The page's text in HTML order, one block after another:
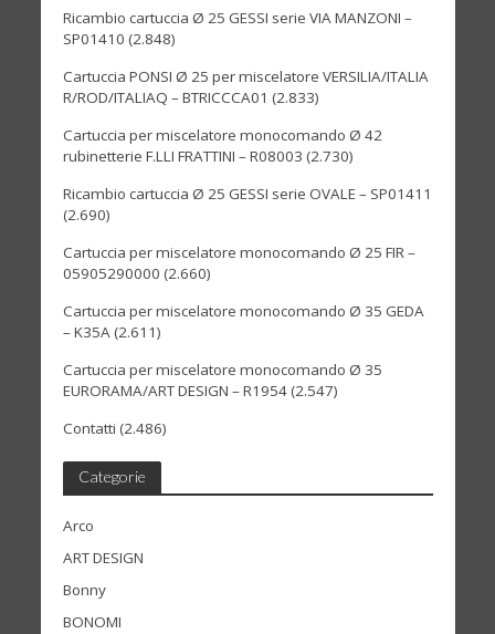
Ricambio cartuccia Ø 25 GESSI serie VIA MANZONI –
SP01410 (2.848)
Cartuccia PONSI Ø 25 per miscelatore VERSILIA/ITALIA
R/ROD/ITALIAQ – BTRICCCA01 (2.833)
Cartuccia per miscelatore monocomando Ø 42
rubinetterie F.LLI FRATTINI – R08003 (2.730)
Ricambio cartuccia Ø 25 GESSI serie OVALE – SP01411
(2.690)
Cartuccia per miscelatore monocomando Ø 25 FIR –
05905290000 (2.660)
Cartuccia per miscelatore monocomando Ø 35 GEDA
– K35A(2.611)
Cartuccia per miscelatore monocomando Ø 35
EURORAMA/ART DESIGN – R1954(2.547)
Contatti (2.486)
Categorie
Arco
ART DESIGN
Bonny
BONOMI